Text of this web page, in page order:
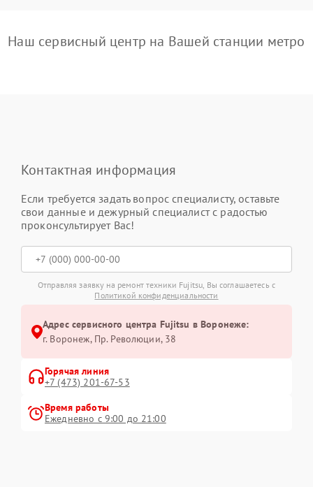
Наш сервисный центр на Вашей станции метро
Контактная информация
Если требуется задать вопрос специалисту, оставьте
свои данные и дежурный специалист с радостью
проконсультирует Вас!
Отправляя заявку на ремонт техники Fujitsu, Вы соглашаетесь с
Политикой конфиденциальности
Адрес сервисного центра Fujitsu в Воронеже:
г. Воронеж, Пр. Революции, 38
Горячая линия
+7 (473) 201-67-53
Время работы
Ежедневно с 9:00 до 21:00